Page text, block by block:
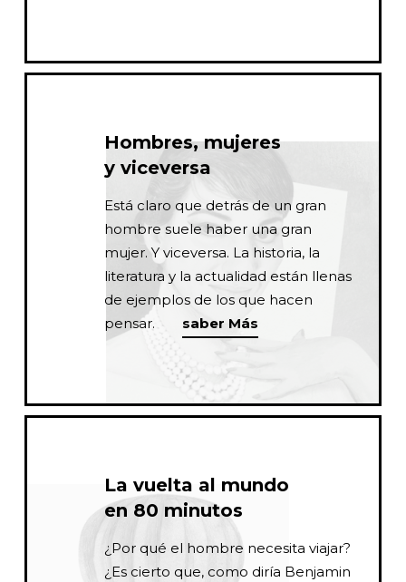
Hombres, mujeres
y viceversa
Está claro que detrás de un gran
hombre suele haber una gran
mujer. Y viceversa. La historia, la
literatura y la actualidad están llenas
de ejemplos de los que hacen
pensar.
saber Más
La vuelta al mundo
en 80 minutos
¿Por qué el hombre necesita viajar?
¿Es cierto que, como diría Benjamin